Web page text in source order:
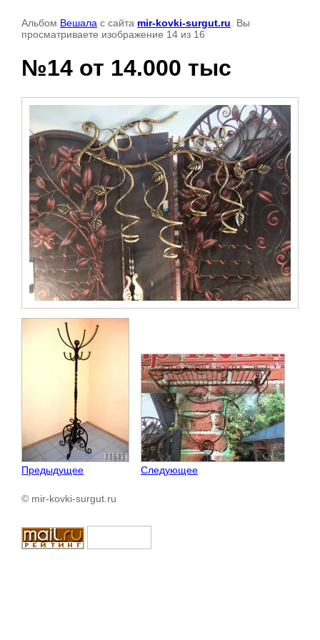
Альбом Вешала с сайта mir-kovki-surgut.ru . Вы
просматриваете изображение 14 из 16
№14 от 14.000 тыc
Предыдущее Следующее
© mir-kovki-surgut.ru